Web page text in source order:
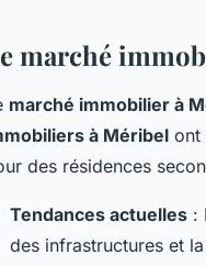
marché
marché immobilier à
à Méribel ont
des résidences
Tendances actuelles :
des infrastructures et